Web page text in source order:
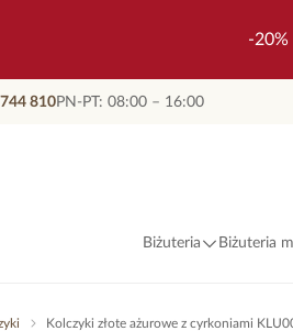
-20%
810PN-PT: 08:00 – 16:00
Biżuteria Biżuteria
Kolczyki złote ażurowe z cyrkoniami